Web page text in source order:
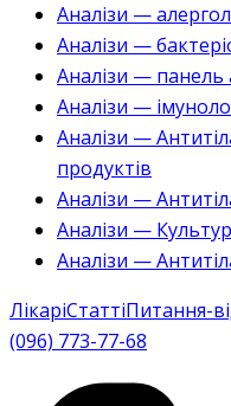
Аналізи —
Аналізи —
Аналізи — панель
Аналізи —
Аналізи —
продуктів
Аналізи —
Аналізи —
Аналізи —
ЛікаріСтаттіПитання-
(096) 773-77-68